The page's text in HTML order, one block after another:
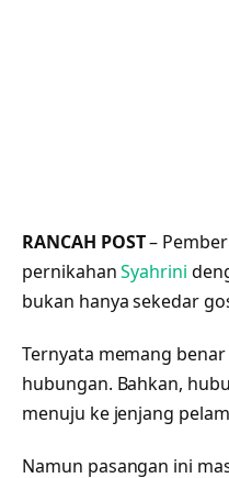
RANCAH POST–
pernikahanSyahrini
bukan hanya sekedar
Ternyata memang
hubungan. Bahkan,
menuju ke jenjang
Namun pasangan ini